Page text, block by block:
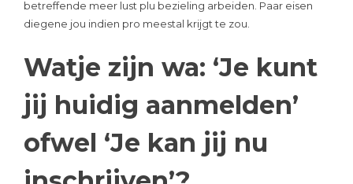
betreffende meer lust plu bezieling arbeiden. Paar eisen
diegene jou indien pro meestal krijgt te zou.
Watje zijn wa: ‘Je kunt
jij huidig aanmelden’
ofwel ‘Je kan jij nu